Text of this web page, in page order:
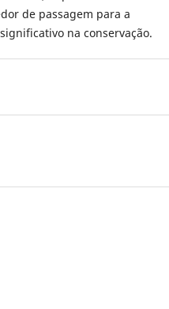
de passagem para a
na conservação.